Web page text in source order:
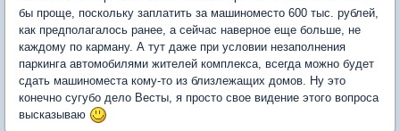
бы проще, поскольку заплатить за машиноместо 600 тыс. рублей,
как предполагалось ранее, а сейчас наверное еще больше, не
каждому по карману. А тут даже при условии незаполнения
паркинга автомобилями жителей комплекса, всегда можно будет
сдать машиноместа кому-то из близлежащих домов. Ну это
конечно сугубо дело Весты, я просто свое видение этого вопроса
высказываю